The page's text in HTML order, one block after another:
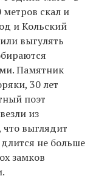
скал и
и Кольский
выгулять
Памятник
30 лет
поэт
из
что выглядит
не больше
замков